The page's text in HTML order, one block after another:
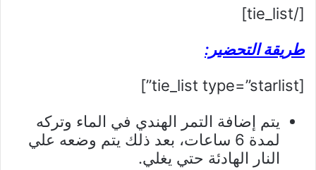
[/tie_list]
طريقة التحضير:
[tie_list type=”starlist”]
يتم إضافة التمر الهندي في الماء وتركه
لمدة 6 ساعات، بعد ذلك يتم وضعه علي
النار الهادئة حتي يغلي.